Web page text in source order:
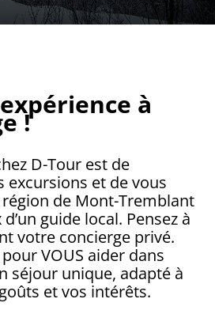
à
!
D-Tour est de
excursions et de vous
de Mont-Tremblant
guide local. Pensez à
votre concierge privé.
VOUS aider dans
séjour unique, adapté à
et vos intérêts.